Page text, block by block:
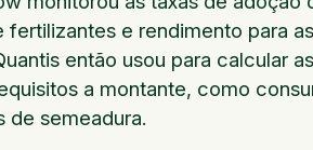
e rendimento para
então usou para calcular
a montante, como
de semeadura.